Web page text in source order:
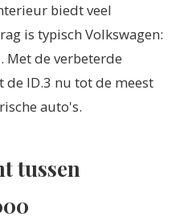
biedt veel
is typisch Volkswagen:
de verbeterde
ID.3 nu tot de meest
auto's.
tussen